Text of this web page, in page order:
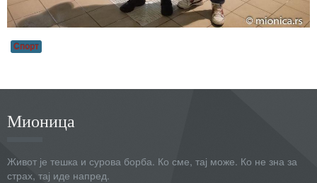
Спорт
Мионица
Живот је тешка и сурова борба. Ко сме, тај може. Ко не зна за
страх, тај иде напред.